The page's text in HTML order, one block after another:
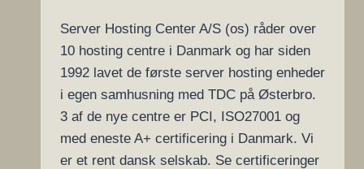
Server Hosting Center A/S (os) råder over
10 hosting centre i Danmark og har siden
1992 lavet de første server hosting enheder
i egen samhusning med TDC på Østerbro.
3 af de nye centre er PCI, ISO27001 og
med eneste A+ certificering i Danmark. Vi
er et rent dansk selskab. Se certificeringer